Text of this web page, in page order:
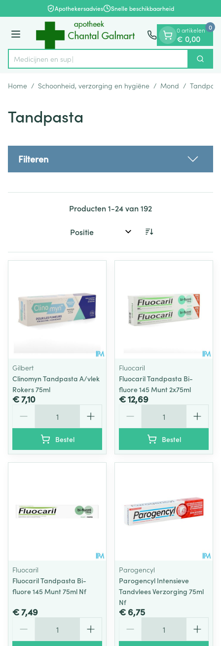
Ga naar de inhoudApothekersadvies Snelle beschikbaarheid
Menu
Product, merk, categorie... Zoek
0 artikelen
€ 0,00
0
Home / Schoonheid, verzorging en hygiëne / Mond /
Tandpasta
Filteren
Producten1-24van192
Sorteer op:
Gilbert
Clinomyn Tandpasta A/vlek
Rokers 75ml
€ 7,10
Bestel
Fluocaril
Fluocaril Tandpasta Bi-
fluore 145 Munt 2x75ml
€ 12,69
Bestel
Fluocaril
Fluocaril Tandpasta Bi-
fluore 145 Munt 75ml Nf
€ 7,49
Parogencyl
Parogencyl Intensieve
Tandvlees Verzorging 75ml
Nf
€ 6,75